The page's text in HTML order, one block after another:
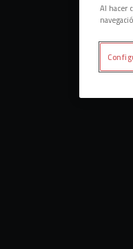
Al hacer